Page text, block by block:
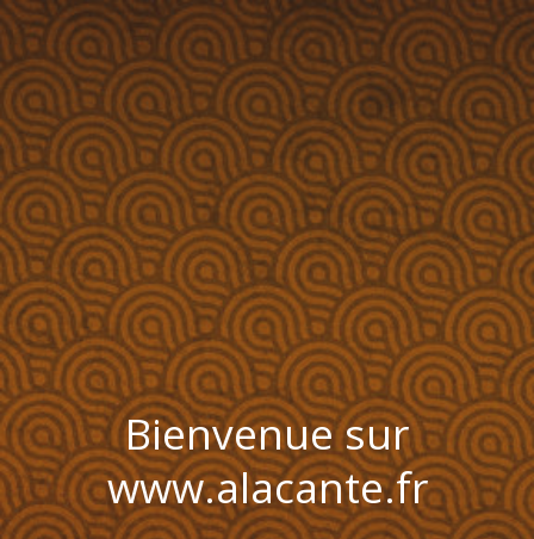
Bienvenue sur
www.alacante.fr